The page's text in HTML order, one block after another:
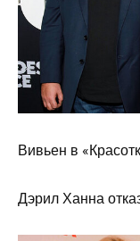
Вивьен в
Дэрил Ханна